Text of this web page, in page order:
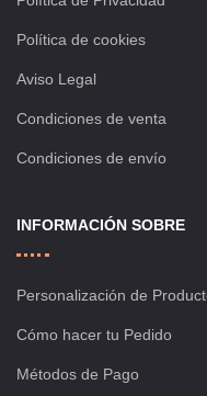
Política de cookies
Aviso Legal
Condiciones de venta
Condiciones de envío
INFORMACIÓN SOBRE
Personalización de
Cómo hacer tu Pedido
Métodos de Pago